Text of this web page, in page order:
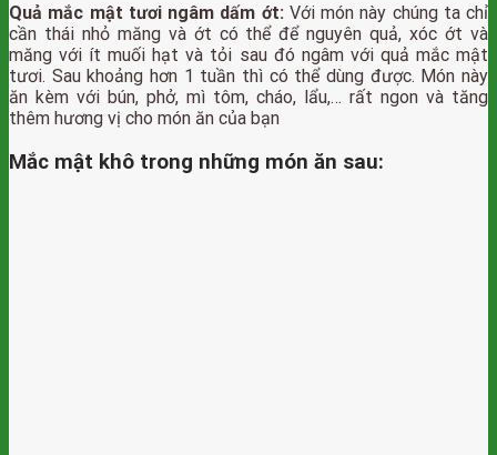
Quả mắc mật tươi ngâm dấm ớt: Với món này chúng ta chỉ
cần thái nhỏ măng và ớt có thể để nguyên quả, xóc ớt và
măng với ít muối hạt và tỏi sau đó ngâm với quả mắc mật
tươi. Sau khoảng hơn 1 tuần thì có thể dùng được. Món này
ăn kèm với bún, phở, mì tôm, cháo, lẩu,… rất ngon và tăng
thêm hương vị cho món ăn của bạn
Mắc mật khô trong những món ăn sau: